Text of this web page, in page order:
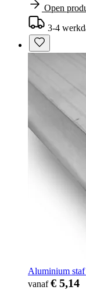
Open
3-4
Aluminium
vanaf€ 5,14